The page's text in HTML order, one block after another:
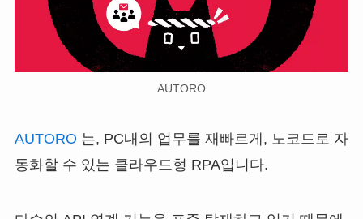
AUTORO
AUTORO 는, PC내의 업무를 재빠르게, 노코드로 자
동화할 수 있는 클라우드형 RPA입니다.